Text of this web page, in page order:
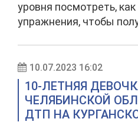
уровня посмотреть,
упражнения, чтобы
10.07.2023 16:02
10-ЛЕТНЯЯ
ЧЕЛЯБИНСКОЙ
ДТП НА